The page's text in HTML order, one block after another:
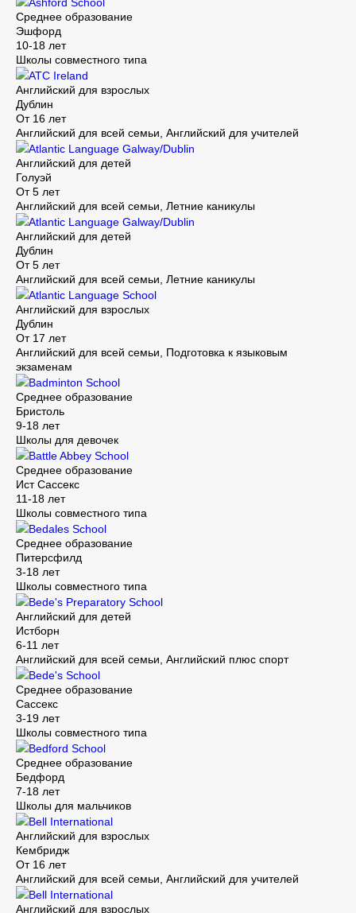
Среднее образование
Эшфорд
10-18 лет
Школы совместного типа
ATC Ireland
Английский для взрослых
Дублин
От 16 лет
Английский для всей семьи, Английский для учителей
Atlantic Language Galway/Dublin
Английский для детей
Голуэй
От 5 лет
Английский для всей семьи, Летние каникулы
Atlantic Language Galway/Dublin
Английский для детей
Дублин
От 5 лет
Английский для всей семьи, Летние каникулы
Atlantic Language School
Английский для взрослых
Дублин
От 17 лет
Английский для всей семьи, Подготовка к языковым
экзаменам
Badminton School
Среднее образование
Бристоль
9-18 лет
Школы для девочек
Battle Abbey School
Среднее образование
Ист Сассекс
11-18 лет
Школы совместного типа
Bedales School
Среднее образование
Питерсфилд
3-18 лет
Школы совместного типа
Bede's Preparatory School
Английский для детей
Истборн
6-11 лет
Английский для всей семьи, Английский плюс спорт
Bede's School
Среднее образование
Сассекс
3-19 лет
Школы совместного типа
Bedford School
Среднее образование
Бедфорд
7-18 лет
Школы для мальчиков
Bell International
Английский для взрослых
Кембридж
От 16 лет
Английский для всей семьи, Английский для учителей
Bell International
Английский для взрослых